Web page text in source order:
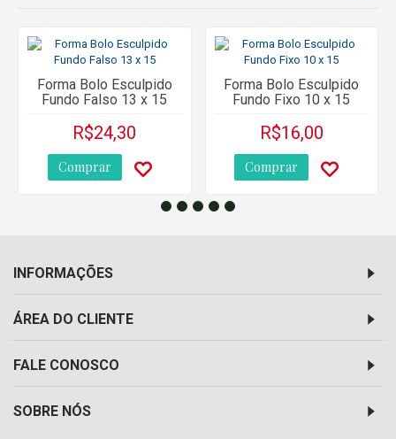
Forma Bolo Esculpido
Fundo Falso 13 x 15
R$24,30
Comprar
Forma Bolo Esculpido
Fundo Fixo 10 x 15
R$16,00
Comprar
INFORMAÇÕES
ÁREA DO CLIENTE
FALE CONOSCO
SOBRE NÓS